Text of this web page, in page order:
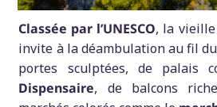
Classée par l’UNESCO, la
invite à la déambulation au fil
portes sculptées, de palais
Dispensaire, de balcons